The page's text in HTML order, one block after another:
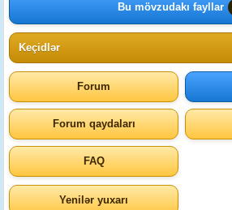
Bu mövzudakı fayllar
Keçidlər
Forum
Forum qaydaları
FAQ
Yenilər yuxarı